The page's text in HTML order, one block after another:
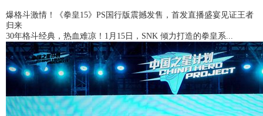
爆格斗激情！《拳皇15》PS国行版震撼发售，首发直播盛宴见证王者
归来
30年格斗经典，热血难凉！1月15日，SNK 倾力打造的拳皇系...